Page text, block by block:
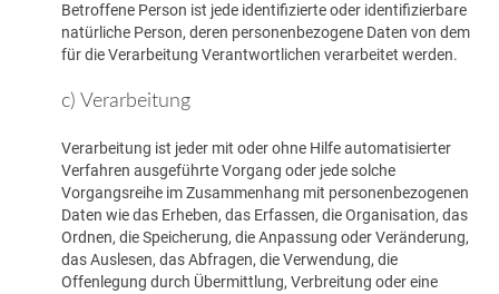
Betroffene Person ist jede identifizierte oder identifizierbare
natürliche Person, deren personenbezogene Daten von dem
für die Verarbeitung Verantwortlichen verarbeitet werden.
c) Verarbeitung
Verarbeitung ist jeder mit oder ohne Hilfe automatisierter
Verfahren ausgeführte Vorgang oder jede solche
Vorgangsreihe im Zusammenhang mit personenbezogenen
Daten wie das Erheben, das Erfassen, die Organisation, das
Ordnen, die Speicherung, die Anpassung oder Veränderung,
das Auslesen, das Abfragen, die Verwendung, die
Offenlegung durch Übermittlung, Verbreitung oder eine